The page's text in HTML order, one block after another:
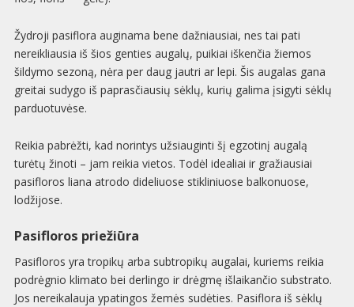
Žydroji pasiflora auginama bene dažniausiai, nes tai pati
nereikliausia iš šios genties augalų, puikiai iškenčia žiemos
šildymo sezoną, nėra per daug jautri ar lepi. Šis augalas gana
greitai sudygo iš paprasčiausių sėklų, kurių galima įsigyti sėklų
parduotuvėse.
Reikia pabrėžti, kad norintys užsiauginti šį egzotinį augalą
turėtų žinoti – jam reikia vietos. Todėl idealiai ir gražiausiai
pasifloros liana atrodo dideliuose stikliniuose balkonuose,
lodžijose.
Pasifloros priežiūra
Pasifloros yra tropikų arba subtropikų augalai, kuriems reikia
podrėgnio klimato bei derlingo ir drėgmę išlaikančio substrato.
Jos nereikalauja ypatingos žemės sudėties. Pasiflora iš sėklų